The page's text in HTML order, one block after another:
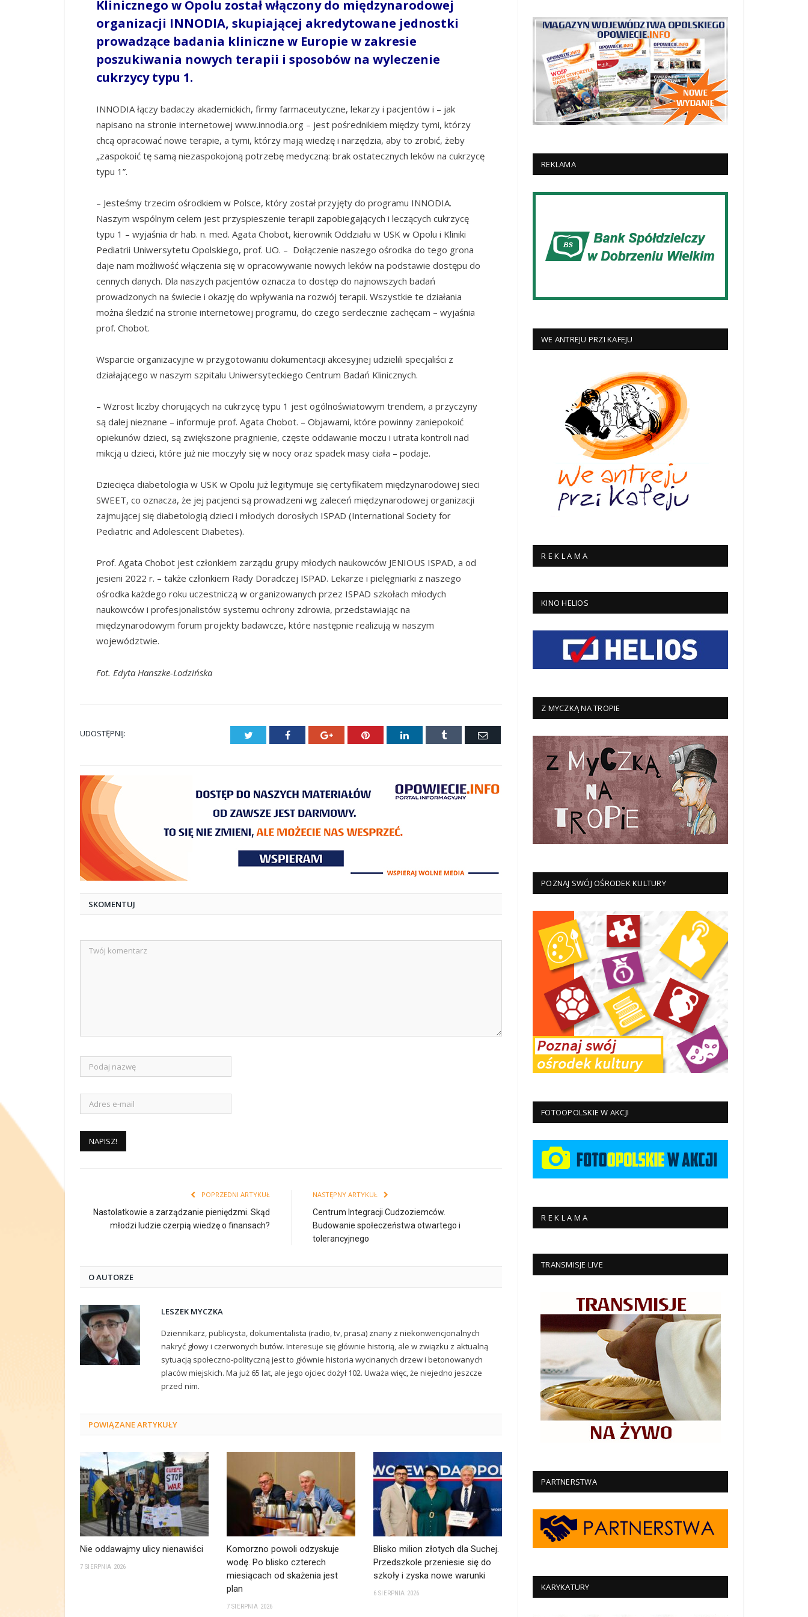
Klinicznego w Opolu został włączony do międzynarodowej
organizacji INNODIA, skupiającej akredytowane jednostki
prowadzące badania kliniczne w Europie w zakresie
poszukiwania nowych terapii i sposobów na wyleczenie
cukrzycy typu 1.
INNODIA łączy badaczy akademickich, firmy farmaceutyczne, lekarzy i pacjentów i – jak
napisano na stronie internetowej www.innodia.org – jest pośrednikiem między tymi, którzy
chcą opracować nowe terapie, a tymi, którzy mają wiedzę i narzędzia, aby to zrobić, żeby
„zaspokoić tę samą niezaspokojoną potrzebę medyczną: brak ostatecznych leków na cukrzycę
typu 1”.
– Jesteśmy trzecim ośrodkiem w Polsce, który został przyjęty do programu INNODIA.
Naszym wspólnym celem jest przyspieszenie terapii zapobiegających i leczących cukrzycę
typu 1 – wyjaśnia dr hab. n. med. Agata Chobot, kierownik Oddziału w USK w Opolu i Kliniki
Pediatrii Uniwersytetu Opolskiego, prof. UO. – Dołączenie naszego ośrodka do tego grona
daje nam możliwość włączenia się w opracowywanie nowych leków na podstawie dostępu do
cennych danych. Dla naszych pacjentów oznacza to dostęp do najnowszych badań
prowadzonych na świecie i okazję do wpływania na rozwój terapii. Wszystkie te działania
można śledzić na stronie internetowej programu, do czego serdecznie zachęcam – wyjaśnia
prof. Chobot.
Wsparcie organizacyjne w przygotowaniu dokumentacji akcesyjnej udzielili specjaliści z
działającego w naszym szpitalu Uniwersyteckiego Centrum Badań Klinicznych.
– Wzrost liczby chorujących na cukrzycę typu 1 jest ogólnoświatowym trendem, a przyczyny
są dalej nieznane – informuje prof. Agata Chobot. – Objawami, które powinny zaniepokoić
opiekunów dzieci, są zwiększone pragnienie, częste oddawanie moczu i utrata kontroli nad
mikcją u dzieci, które już nie moczyły się w nocy oraz spadek masy ciała – podaje.
Dziecięca diabetologia w USK w Opolu już legitymuje się certyfikatem międzynarodowej sieci
SWEET, co oznacza, że jej pacjenci są prowadzeni wg zaleceń międzynarodowej organizacji
zajmującej się diabetologią dzieci i młodych dorosłych ISPAD (International Society for
Pediatric and Adolescent Diabetes).
Prof. Agata Chobot jest członkiem zarządu grupy młodych naukowców JENIOUS ISPAD, a od
jesieni 2022 r. – także członkiem Rady Doradczej ISPAD. Lekarze i pielęgniarki z naszego
ośrodka każdego roku uczestniczą w organizowanych przez ISPAD szkołach młodych
naukowców i profesjonalistów systemu ochrony zdrowia, przedstawiając na
międzynarodowym forum projekty badawcze, które następnie realizują w naszym
województwie.
Fot. Edyta Hanszke-Lodzińska
UDOSTĘPNIJ: Twitter Facebook Google+ Pinterest LinkedIn Tumblr
E-
SKOMENTUJ
POPRZEDNI ARTYKUŁ
Nastolatkowie a zarządzanie pieniędzmi. Skąd
młodzi ludzie czerpią wiedzę o finansach?
NASTĘPNY ARTYKUŁ
Centrum Integracji Cudzoziemców.
Budowanie społeczeństwa otwartego i
tolerancyjnego
O AUTORZE
LESZEK MYCZKA
Dziennikarz, publicysta, dokumentalista (radio, tv, prasa) znany z niekonwencjonalnych
nakryć głowy i czerwonych butów. Interesuje się głównie historią, ale w związku z aktualną
sytuacją społeczno-polityczną jest to głównie historia wycinanych drzew i betonowanych
placów miejskich. Ma już 65 lat, ale jego ojciec dożył 102. Uważa więc, że niejedno jeszcze
przed nim.
POWIĄZANEARTYKUŁY
Nie oddawajmy ulicy nienawiści
7 SIERPNIA 2026
Komorzno powoli odzyskuje
wodę. Po blisko czterech
miesiącach od skażenia jest
plan
7 SIERPNIA 2026
Blisko milion złotych dla Suchej.
Przedszkole przeniesie się do
szkoły i zyska nowe warunki
6 SIERPNIA 2026
REKLAMA
WE ANTREJU PRZI KAFEJU
R E K L A M A
KINO HELIOS
Z MYCZKĄ NA TROPIE
POZNAJ SWÓJ OŚRODEK KULTURY
FOTOOPOLSKIE W AKCJI
R E K L A M A
TRANSMISJE LIVE
PARTNERSTWA
KARYKATURY